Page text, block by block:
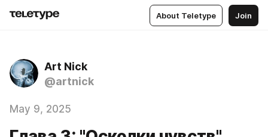
About Teletype Join
Art Nick
@artnick
May 9, 2025